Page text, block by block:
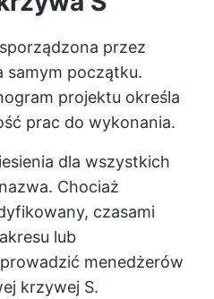
przez
samym początku.
projektu określa
prac do wykonania.
dla wszystkich
Chociaż
czasami
lub
menedżerów
krzywej S.